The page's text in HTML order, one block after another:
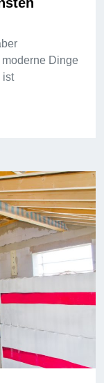
Dinge
ist